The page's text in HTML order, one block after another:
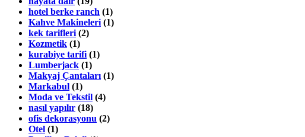
hotel berke ranch (1)
Kahve Makineleri (1)
kek tarifleri (2)
Kozmetik (1)
kurabiye tarifi (1)
Lumberjack (1)
Makyaj Çantaları (1)
Markabul (1)
Moda ve Tekstil (4)
nasıl yapılır (18)
ofis dekorasyonu (2)
Otel (1)